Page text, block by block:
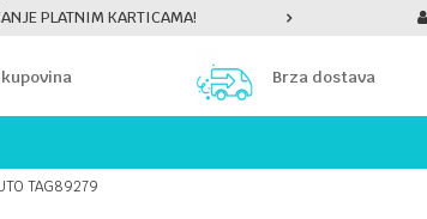
PLATNIM KARTICAMA! PLATI
Brza dostava
TAG89279